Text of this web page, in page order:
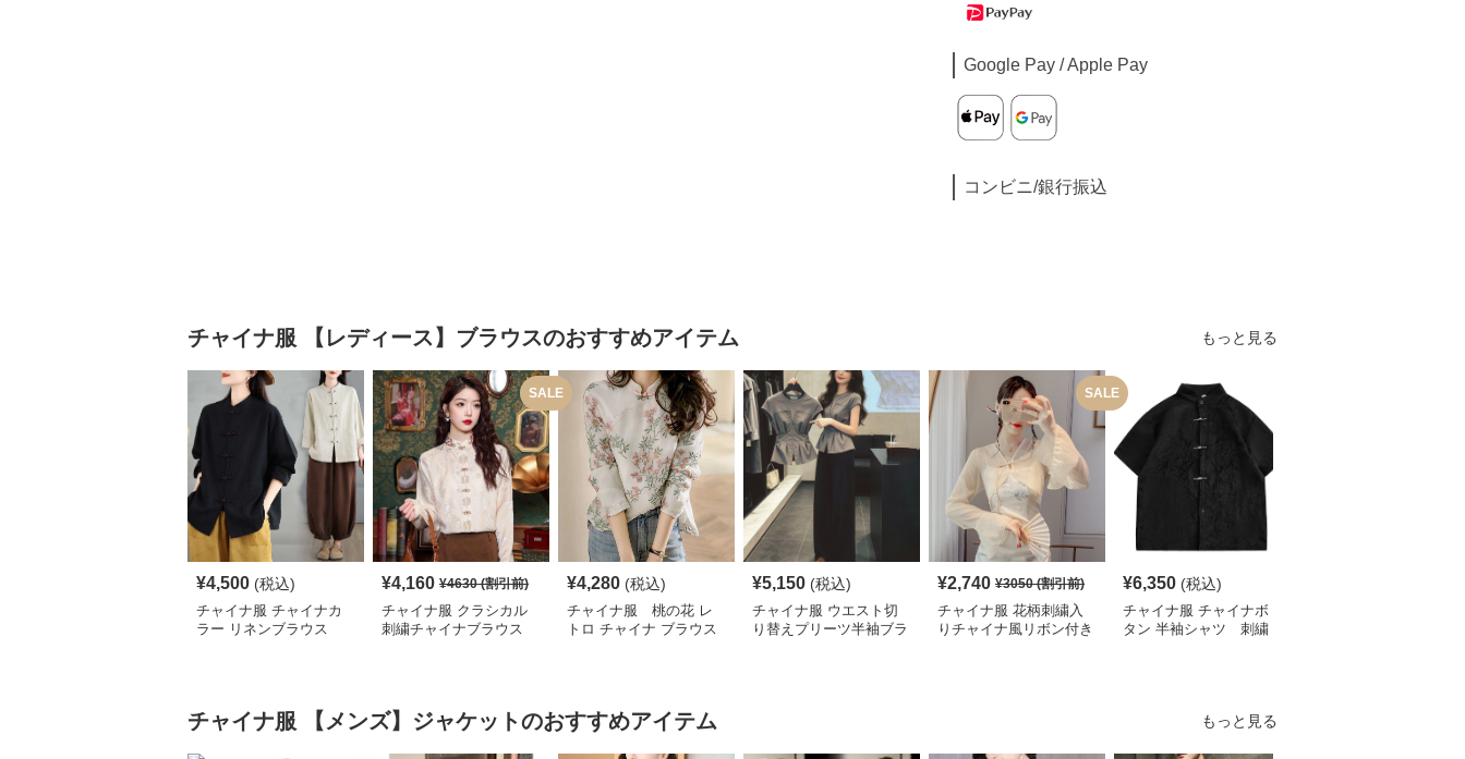
Google Pay / Apple Pay
コンビニ/銀行振込
チャイナ服 【レディース】ブラウスのおすすめアイテム もっと見る
¥4,500 (税込)
チャイナ服 チャイナカ
ラー リネンブラウス
SALE
¥4,160 ¥4630(割引前)
チャイナ服 クラシカル
刺繍チャイナブラウス
¥4,280 (税込)
チャイナ服 桃の花 レ
トロ チャイナ ブラウス
¥5,150 (税込)
チャイナ服 ウエスト切
り替えプリーツ半袖ブラ
SALE
¥2,740 ¥3050(割引前)
チャイナ服 花柄刺繍入
りチャイナ風リボン付き
¥6,350 (税込)
チャイナ服 チャイナボ
タン 半袖シャツ 刺繍
チャイナ服 【メンズ】ジャケットのおすすめアイテム もっと見る